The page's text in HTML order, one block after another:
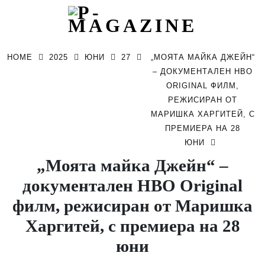
HOME 2025 ЮНИ 27
„МОЯТА МАЙКА ДЖЕЙН“
– ДОКУМЕНТАЛЕН HBO
ORIGINAL ФИЛМ,
РЕЖИСИРАН ОТ
МАРИШКА ХАРГИТЕЙ, С
ПРЕМИЕРА НА 28
ЮНИ
„Моята майка Джейн“ –
документален HBO Original
филм, режисиран от Маришка
Харгитей, с премиера на 28
юни